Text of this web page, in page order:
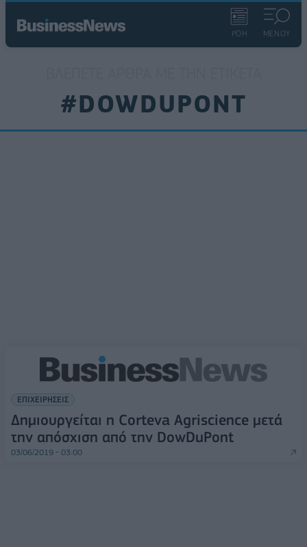
ΡΟΗ ΜΕΝΟΥ
#DOWDUPONT
ΕΠΙΧΕΙΡΗΣΕΙΣ
Δημιουργείται η Corteva Agriscience μετά
την απόσχιση από την DowDuPont
03/06/2019 - 03:00